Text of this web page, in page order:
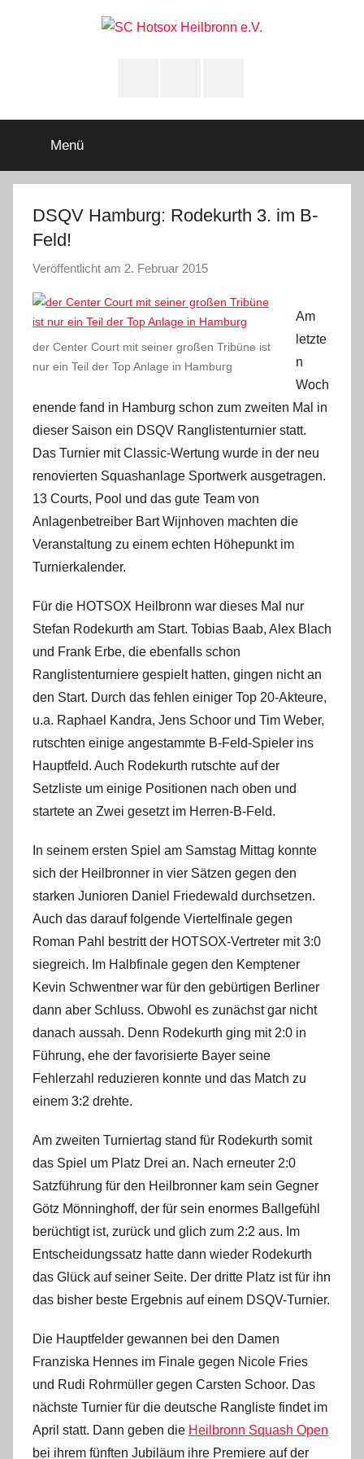
Heilbronn
e.V.
Menü
DSQV Hamburg: Rodekurth 3. im B-
Feld!
Veröffentlicht am 2. Februar 2015
n
d
m
der Center Court mit seiner großen Tribüne ist
nur ein Teil der Top Anlage in Hamburg
Am
letzte
n
Woch
enende fand in Hamburg schon zum zweiten Mal in
dieser Saison ein DSQV Ranglistenturnier statt.
Das Turnier mit Classic-Wertung wurde in der neu
renovierten Squashanlage Sportwerk ausgetragen.
13 Courts, Pool und das gute Team von
Anlagenbetreiber Bart Wijnhoven machten die
Veranstaltung zu einem echten Höhepunkt im
Turnierkalender.
Für die HOTSOX Heilbronn war dieses Mal nur
Stefan Rodekurth am Start. Tobias Baab, Alex Blach
und Frank Erbe, die ebenfalls schon
Ranglistenturniere gespielt hatten, gingen nicht an
den Start. Durch das fehlen einiger Top 20-Akteure,
u.a. Raphael Kandra, Jens Schoor und Tim Weber,
rutschten einige angestammte B-Feld-Spieler ins
Hauptfeld. Auch Rodekurth rutschte auf der
Setzliste um einige Positionen nach oben und
startete an Zwei gesetzt im Herren-B-Feld.
In seinem ersten Spiel am Samstag Mittag konnte
sich der Heilbronner in vier Sätzen gegen den
starken Junioren Daniel Friedewald durchsetzen.
Auch das darauf folgende Viertelfinale gegen
Roman Pahl bestritt der HOTSOX-Vertreter mit 3:0
siegreich. Im Halbfinale gegen den Kemptener
Kevin Schwentner war für den gebürtigen Berliner
dann aber Schluss. Obwohl es zunächst gar nicht
danach aussah. Denn Rodekurth ging mit 2:0 in
Führung, ehe der favorisierte Bayer seine
Fehlerzahl reduzieren konnte und das Match zu
einem 3:2 drehte.
Am zweiten Turniertag stand für Rodekurth somit
das Spiel um Platz Drei an. Nach erneuter 2:0
Satzführung für den Heilbronner kam sein Gegner
Götz Mönninghoff, der für sein enormes Ballgefühl
berüchtigt ist, zurück und glich zum 2:2 aus. Im
Entscheidungssatz hatte dann wieder Rodekurth
das Glück auf seiner Seite. Der dritte Platz ist für ihn
das bisher beste Ergebnis auf einem DSQV-Turnier.
Die Hauptfelder gewannen bei den Damen
Franziska Hennes im Finale gegen Nicole Fries
und Rudi Rohrmüller gegen Carsten Schoor. Das
nächste Turnier für die deutsche Rangliste findet im
April statt. Dann geben die Heilbronn Squash Open
bei ihrem fünften Jubiläum ihre Premiere auf der